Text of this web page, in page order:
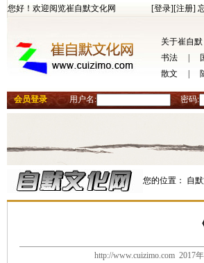
您好！欢迎阅览崔自默文化网 [登录][注册]
关于崔自默
书法
散文
会员登录 用户名: 密码:
您的位置： 自
http://www.cuizimo.com 2017